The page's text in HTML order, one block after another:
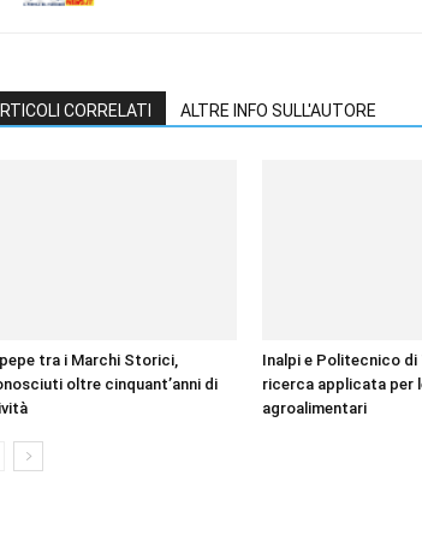
CORRELATI ALTRE INFO SULL'AUTORE
tra i Marchi Storici,
oltre cinquant’anni di
Inalpi e Politecnico di
ricerca applicata per
agroalimentari